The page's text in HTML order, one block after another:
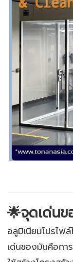
🌟จุดเด่น
อลูมิเนียมโปรไฟ
เด่นของมันคือกา